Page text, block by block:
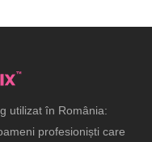
utilizat în România:
profesioniști care